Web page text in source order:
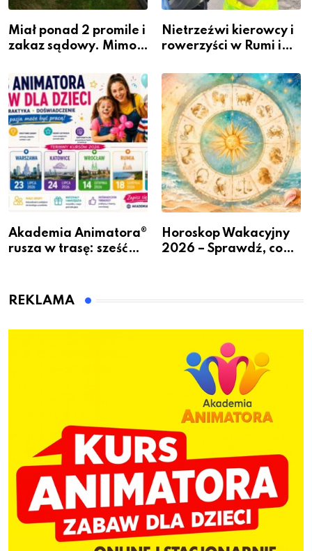
Miał ponad 2 promile i
zakaz sądowy. Mimo
kierownicę w
Bolszewie i uderzył w
ogrodzenie
Nietrzeźwi kierowcy i
rowerzyści w Rumi i
Akademia Animatora®
rusza w trasę: sześć
przed jesienią
Horoskop Wakacyjny
2026 – Sprawdź, co
REKLAMA